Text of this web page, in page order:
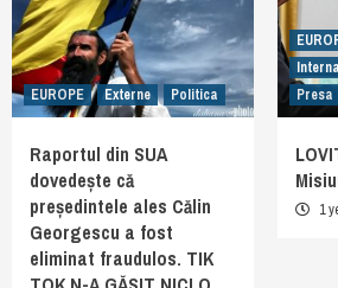
EUROPE Externe Politica
Raportul din SUA
dovedește că
președintele ales Călin
Georgescu a fost
eliminat fraudulos. TIK
Presa
1